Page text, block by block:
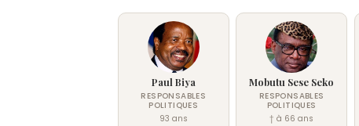
Paul Biya
RESPONSABLES
POLITIQUES
93 ans
Mobutu Sese Seko
RESPONSABLES
POLITIQUES
† à 66 ans